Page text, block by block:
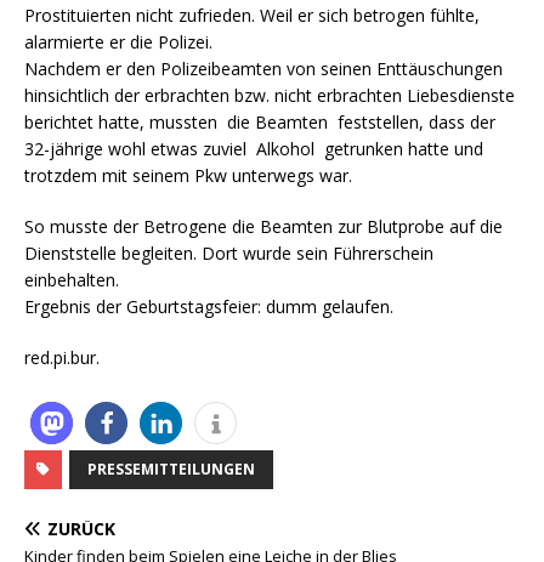
Prostituierten nicht zufrieden. Weil er sich betrogen fühlte,
alarmierte er die Polizei.
Nachdem er den Polizeibeamten von seinen Enttäuschungen
hinsichtlich der erbrachten bzw. nicht erbrachten Liebesdienste
berichtet hatte, mussten die Beamten feststellen, dass der
32-jährige wohl etwas zuviel Alkohol getrunken hatte und
trotzdem mit seinem Pkw unterwegs war.
So musste der Betrogene die Beamten zur Blutprobe auf die
Dienststelle begleiten. Dort wurde sein Führerschein
einbehalten.
Ergebnis der Geburtstagsfeier: dumm gelaufen.
red.pi.bur.
PRESSEMITTEILUNGEN
ZURÜCK
Kinder finden beim Spielen eine Leiche in der Blies